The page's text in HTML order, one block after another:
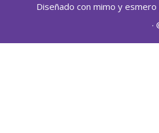
Diseñado con mimo y
·